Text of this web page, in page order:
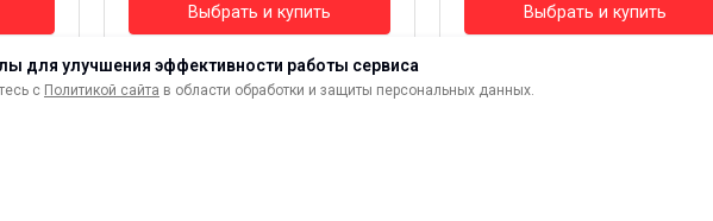
для улучшения эффективности работы сервиса
с Политикой сайта в области обработки и защиты персональных данных.
Выбрать и купить Выбрать и купить